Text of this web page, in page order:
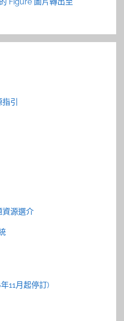
引
源選介
11月起停訂)